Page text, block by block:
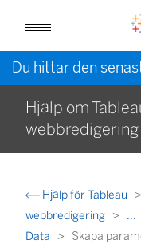
Du hittar den
Hjälp om
webbredigering
Hjälp för Tableau
webbredigering
...
Data
Skapa